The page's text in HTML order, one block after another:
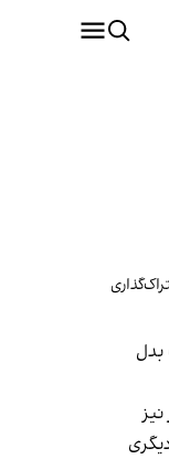
بدل
از ۸ دلار در هر بشکه رسیده؛ رقمی که در برخی معاملات حتی تا ۱۰ دلار نیز